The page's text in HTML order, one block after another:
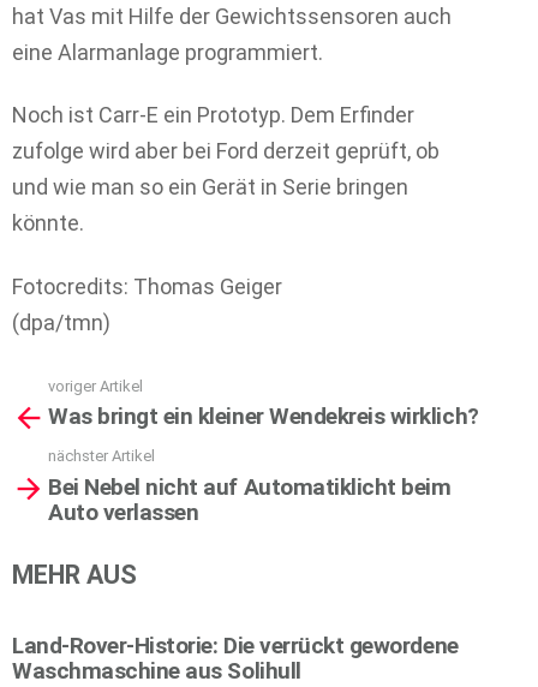
hat Vas mit Hilfe der Gewichtssensoren auch
eine Alarmanlage programmiert.
Noch ist Carr-E ein Prototyp. Dem Erfinder
zufolge wird aber bei Ford derzeit geprüft, ob
und wie man so ein Gerät in Serie bringen
könnte.
Fotocredits: Thomas Geiger
(dpa/tmn)
more
voriger Artikel
Was bringt ein kleiner Wendekreis wirklich?
nächster Artikel
Bei Nebel nicht auf Automatiklicht beim
Auto verlassen
MEHR AUS
Land-Rover-Historie: Die verrückt gewordene
Waschmaschine aus Solihull